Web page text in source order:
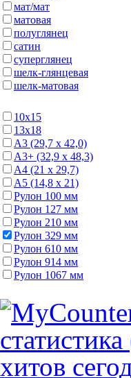
мат/мат
матовая
полуглянец
сатин
суперглянец
шелк-глянцевая
шелк-матовая
10х15
13х18
А3 (29,7 х 42,0)
А3+ (32,9 х 48,3)
А4 (21 х 29,7)
А5 (14,8 х 21)
Рулон 100 мм
Рулон 127 мм
Рулон 210 мм
Рулон 329 мм
Рулон 610 мм
Рулон 914 мм
Рулон 1067 мм